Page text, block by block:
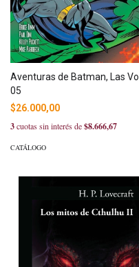
Aventuras de Batman, Las Vol.
05
$26.000,00
3cuotas sin interés de$8.666,67
CATÁLOGO